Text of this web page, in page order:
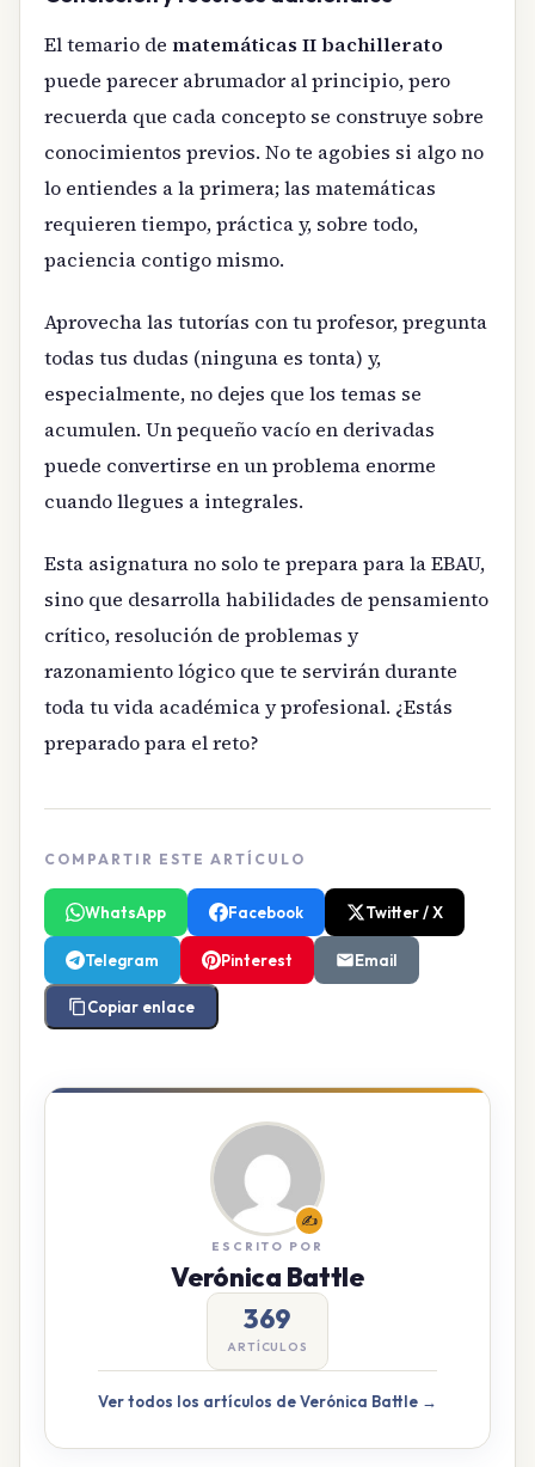
El temario de matemáticas II bachillerato
puede parecer abrumador al principio, pero
recuerda que cada concepto se construye sobre
conocimientos previos. No te agobies si algo no
lo entiendes a la primera; las matemáticas
requieren tiempo, práctica y, sobre todo,
paciencia contigo mismo.
Aprovecha las tutorías con tu profesor, pregunta
todas tus dudas (ninguna es tonta) y,
especialmente, no dejes que los temas se
acumulen. Un pequeño vacío en derivadas
puede convertirse en un problema enorme
cuando llegues a integrales.
Esta asignatura no solo te prepara para la EBAU,
sino que desarrolla habilidades de pensamiento
crítico, resolución de problemas y
razonamiento lógico que te servirán durante
toda tu vida académica y profesional. ¿Estás
preparado para el reto?
COMPARTIR ESTE ARTÍCULO
WhatsApp Facebook Twitter / X
Telegram Pinterest Email
Copiar enlace
✍️
ESCRITO POR
Verónica Battle
369
ARTÍCULOS
Ver todos los artículos de Verónica Battle →